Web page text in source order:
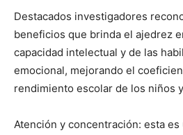
Destacados investigadores
beneficios que brinda el ajedrez
capacidad intelectual y de las
emocional, mejorando el
rendimiento escolar de los niños
Atención y concentración: esta es